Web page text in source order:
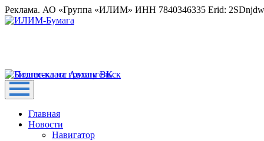
Реклама. АО «Группа «ИЛИМ» ИНН 7840346335 Erid:
Главная
Новости
Навигатор